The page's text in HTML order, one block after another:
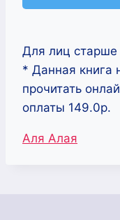
Для лиц старше
* Данная книга
прочитать
оплаты 149.0р.
Метки
Аля Алая